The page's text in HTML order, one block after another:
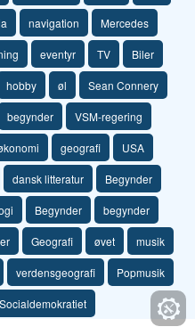
navigation Mercedes
eventyr TV Biler
hobby øl Sean Connery
begynder VSM-regering
geografi USA
dansk litteratur Begynder
Begynder begynder
Geografi øvet musik
verdensgeografi Popmusik
Socialdemokratiet